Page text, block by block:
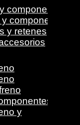
componentes
componentes
y retenes
y